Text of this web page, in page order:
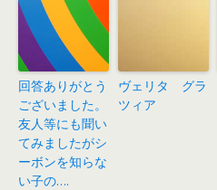
回答ありがとう
ございました。
友人等にも聞い
てみましたがシ
ーボンを知らな
い子の….
ヴェリタ グラ
ツィア